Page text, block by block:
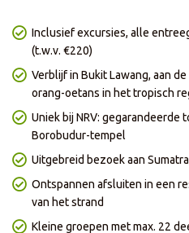
Inclusief excursies, alle
(t.w.v. €220)
Verblijf in Bukit Lawang, aan
orang-oetans in het tropisch
Uniek bij NRV: gegarandeerde
Borobudur-tempel
Uitgebreid bezoek aan
Ontspannen afsluiten in een
van het strand
Kleine groepen met max. 22